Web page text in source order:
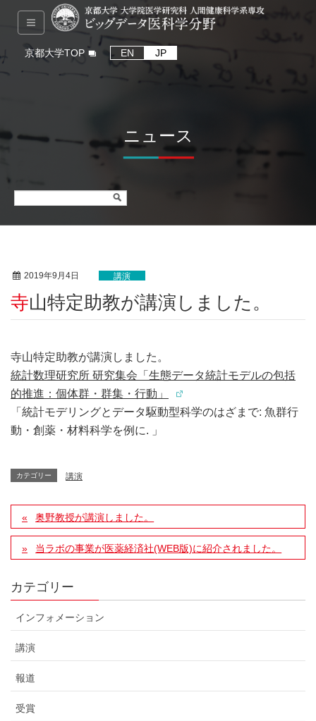
京都大学TOP EN JP
ニュース
2019年9月4日 講演
寺山特定助教が講演しました。
寺山特定助教が講演しました。
統計数理研究所 研究集会「生態データ統計モデルの包括
的推進：個体群・群集・行動」
「統計モデリングとデータ駆動型科学のはざまで: 魚群行
動・創薬・材料科学を例に. 」
カテゴリー 講演
奥野教授が講演しました。
当ラボの事業が医薬経済社(WEB版)に紹介されました。
カテゴリー
インフォメーション
講演
報道
受賞